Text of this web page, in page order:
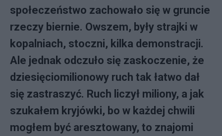
społeczeństwo zachowało się w gruncie
rzeczy biernie. Owszem, były strajki w
kopalniach, stoczni, kilka demonstracji.
Ale jednak odczuło się zaskoczenie, że
dziesięciomilionowy ruch tak łatwo dał
się zastraszyć. Ruch liczył miliony, a jak
szukałem kryjówki, bo w każdej chwili
mogłem być aresztowany, to znajomi